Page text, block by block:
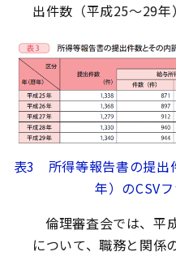
出件数（平成25～29年
表3 所得等報告書の提出
年）のCSV
倫理審査会では、平
について、職務と関係